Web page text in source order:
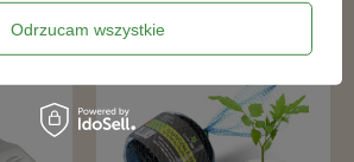
Odrzucam wszystkie